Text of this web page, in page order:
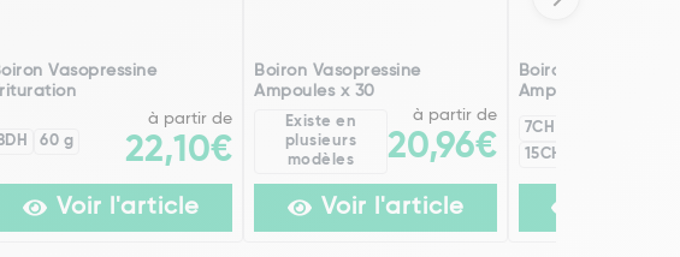
Vasopressine
60 g
à partir de
22,10€
Voir l'article
Boiron Vasopressine
Ampoules x 30
Existe en
plusieurs
modèles
à partir de
20,96€
Voir l'article
Boiron
Ampoules x 30
7CH
15CH